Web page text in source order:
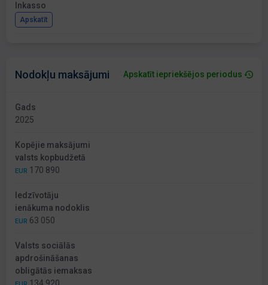
Inkasso
Apskatīt
Nodokļu maksājumi Apskatīt iepriekšējos periodus
Gads
2025
Kopējie maksājumi
valsts kopbudžetā
EUR 170 890
Iedzīvotāju
ienākuma nodoklis
EUR 63 050
Valsts sociālās
apdrošināšanas
obligātās iemaksas